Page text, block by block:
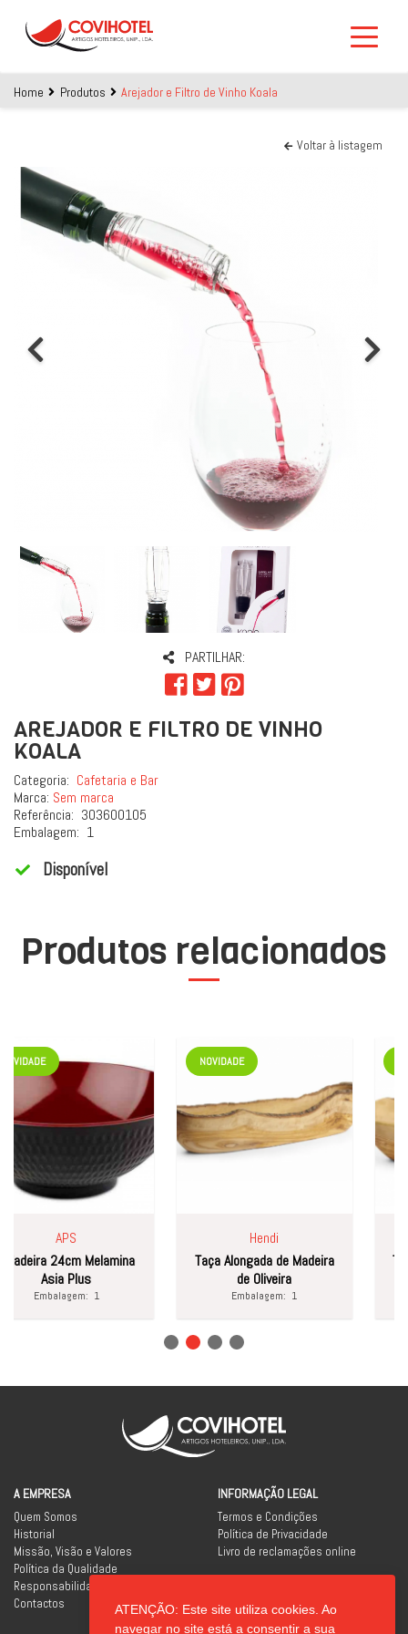
ATENÇÃO: Este site utiliza cookies. Ao
navegar no site está a consentir a sua
Home Produtos Arejador e Filtro de Vinho Koala
Voltar à listagem
PARTILHAR:
AREJADOR E FILTRO DE VINHO
KOALA
Categoria: Cafetaria e Bar
Marca: Sem marca
Referência: 303600105
Embalagem: 1
Disponível
Produtos relacionados
APS
24cm Melamina
Asia Plus
Embalagem:1
NOVIDADE
Hendi
Taça Alongada de Madeira
de Oliveira
Embalagem:1
A EMPRESA
Quem Somos
Historial
Missão, Visão e Valores
Política da Qualidade
Responsabilidade Social
Contactos
INFORMAÇÃO LEGAL
Termos e Condições
Política de Privacidade
Livro de reclamações online
REDES SOCIAIS